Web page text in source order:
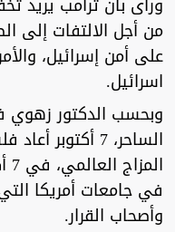
من أجل الالتفات إلى
على أمن إسرائيل،
اسرائيل.
في جامعات أمريكا
وأصحاب القرار.